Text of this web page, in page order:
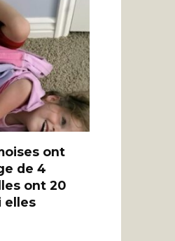
ont
de 4
ont 20
elles